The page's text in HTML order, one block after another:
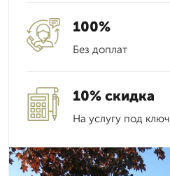
100%
Без доплат
10% скидка
На услугу под ключ